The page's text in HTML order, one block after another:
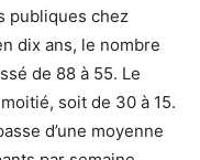
publiques chez
dix ans, le nombre
de 88 à 55. Le
soit de 30 à 15.
d’une moyenne